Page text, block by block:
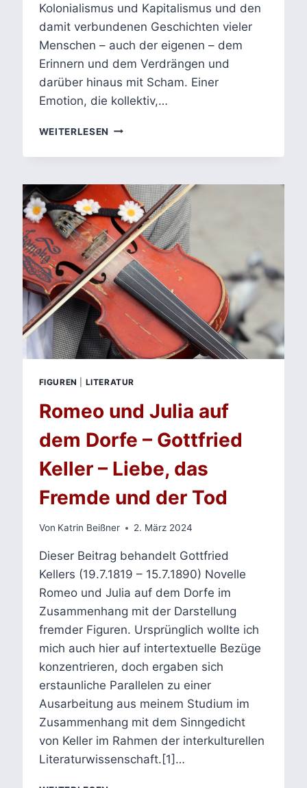
Kolonialismus und Kapitalismus und den
damit verbundenen Geschichten vieler
Menschen – auch der eigenen – dem
Erinnern und dem Verdrängen und
darüber hinaus mit Scham. Einer
Emotion, die kollektiv,…
WEITERLESEN LENE
BRICHT
UND
ERZÄHLT
VON
SCHAM
UND
IDENTITÄT
FIGUREN LITERATUR
Romeo und Julia auf
dem Dorfe – Gottfried
Keller – Liebe, das
Fremde und der Tod
Von Katrin Beißner 2. März 2024
Dieser Beitrag behandelt Gottfried
Kellers (19.7.1819 – 15.7.1890) Novelle
Romeo und Julia auf dem Dorfe im
Zusammenhang mit der Darstellung
fremder Figuren. Ursprünglich wollte ich
mich auch hier auf intertextuelle Bezüge
konzentrieren, doch ergaben sich
erstaunliche Parallelen zu einer
Ausarbeitung aus meinem Studium im
Zusammenhang mit dem Sinngedicht
von Keller im Rahmen der interkulturellen
Literaturwissenschaft.[1]…